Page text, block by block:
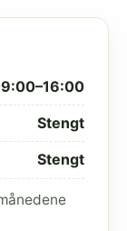
Stengt
Stengt